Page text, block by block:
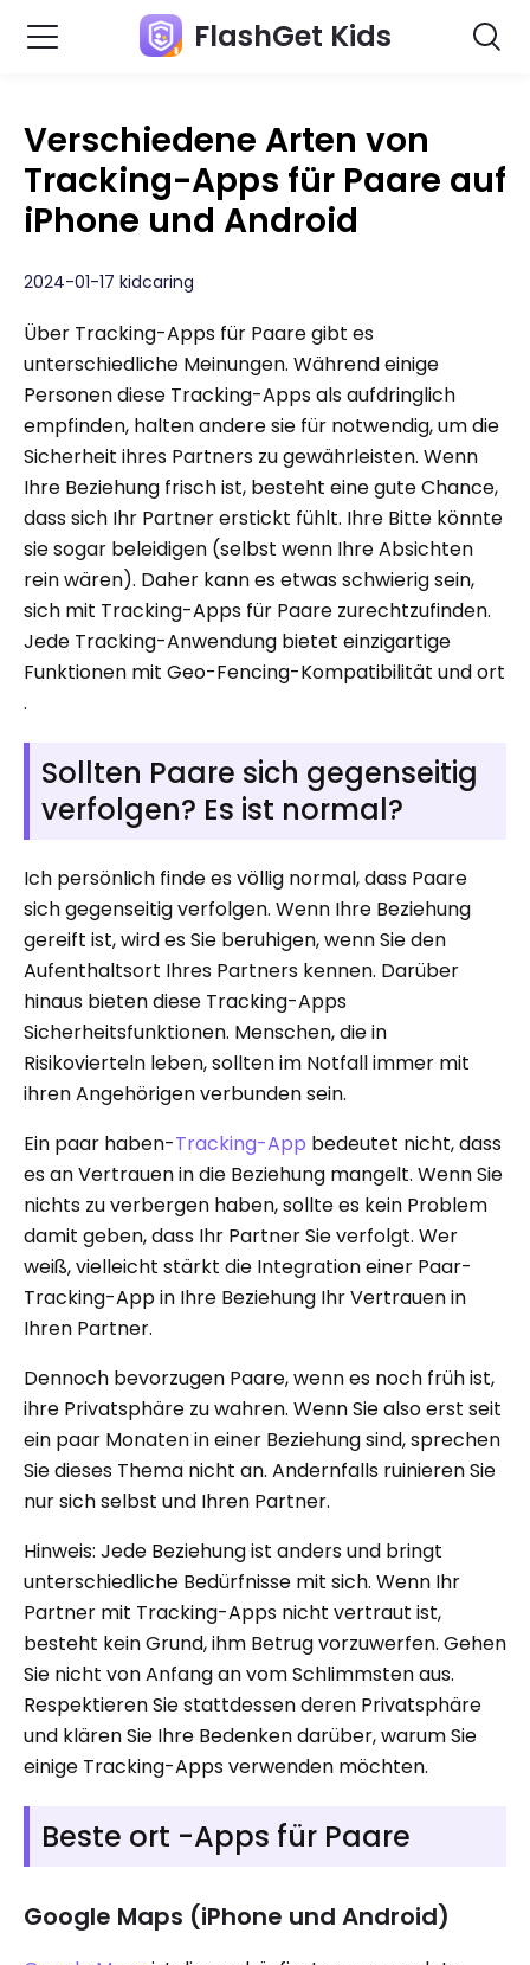
FlashGet Kids
Verschiedene Arten von
Tracking-Apps für Paare auf
iPhone und Android
2024-01-17 kidcaring
Über Tracking-Apps für Paare gibt es
unterschiedliche Meinungen. Während einige
Personen diese Tracking-Apps als aufdringlich
empfinden, halten andere sie für notwendig, um die
Sicherheit ihres Partners zu gewährleisten. Wenn
Ihre Beziehung frisch ist, besteht eine gute Chance,
dass sich Ihr Partner erstickt fühlt. Ihre Bitte könnte
sie sogar beleidigen (selbst wenn Ihre Absichten
rein wären). Daher kann es etwas schwierig sein,
sich mit Tracking-Apps für Paare zurechtzufinden.
Jede Tracking-Anwendung bietet einzigartige
Funktionen mit Geo-Fencing-Kompatibilität und ort
.
Sollten Paare sich gegenseitig
verfolgen? Es ist normal?
Ich persönlich finde es völlig normal, dass Paare
sich gegenseitig verfolgen. Wenn Ihre Beziehung
gereift ist, wird es Sie beruhigen, wenn Sie den
Aufenthaltsort Ihres Partners kennen. Darüber
hinaus bieten diese Tracking-Apps
Sicherheitsfunktionen. Menschen, die in
Risikovierteln leben, sollten im Notfall immer mit
ihren Angehörigen verbunden sein.
Ein paar haben-Tracking-App bedeutet nicht, dass
es an Vertrauen in die Beziehung mangelt. Wenn Sie
nichts zu verbergen haben, sollte es kein Problem
damit geben, dass Ihr Partner Sie verfolgt. Wer
weiß, vielleicht stärkt die Integration einer Paar-
Tracking-App in Ihre Beziehung Ihr Vertrauen in
Ihren Partner.
Dennoch bevorzugen Paare, wenn es noch früh ist,
ihre Privatsphäre zu wahren. Wenn Sie also erst seit
ein paar Monaten in einer Beziehung sind, sprechen
Sie dieses Thema nicht an. Andernfalls ruinieren Sie
nur sich selbst und Ihren Partner.
Hinweis: Jede Beziehung ist anders und bringt
unterschiedliche Bedürfnisse mit sich. Wenn Ihr
Partner mit Tracking-Apps nicht vertraut ist,
besteht kein Grund, ihm Betrug vorzuwerfen. Gehen
Sie nicht von Anfang an vom Schlimmsten aus.
Respektieren Sie stattdessen deren Privatsphäre
und klären Sie Ihre Bedenken darüber, warum Sie
einige Tracking-Apps verwenden möchten.
Beste ort -Apps für Paare
Google Maps (iPhone und Android)